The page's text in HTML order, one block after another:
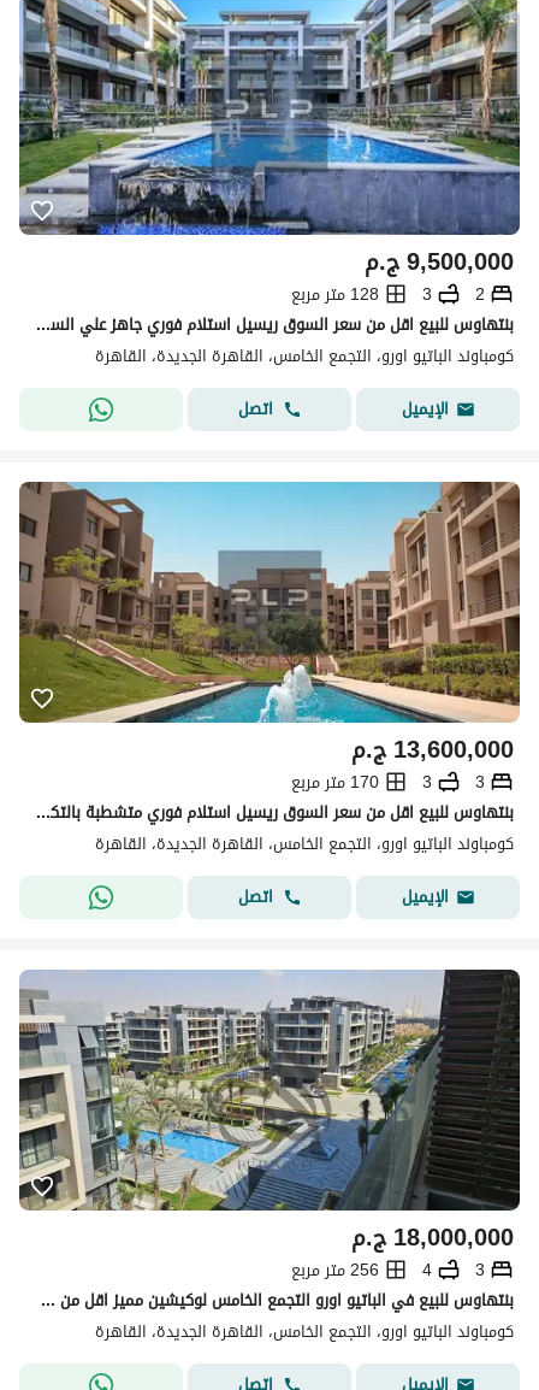
ج.م9,500,000
2
3
128 متر مربع
بنتهاوس للبيع اقل من سعر السوق ريسيل استلام فوري جاهز علي السكن في الباتيو اورو لافيستا في قلب الجولدن سكوير بفيو علي لاند سكيب
كومباوند الباتيو اورو، التجمع الخامس، القاهرة الجديدة، القاهرة
الإيميل
اتصل
ج.م13,600,000
3
3
170 متر مربع
بنتهاوس للبيع اقل من سعر السوق ريسيل استلام فوري متشطبة بالتكييفات في كمبوند فيفيث سكوير_ المراسم باميز اطلاله
كومباوند الباتيو اورو، التجمع الخامس، القاهرة الجديدة، القاهرة
الإيميل
اتصل
ج.م18,000,000
3
4
256 متر مربع
بنتهاوس للبيع في الباتيو اورو التجمع الخامس لوكيشين مميز اقل من سعر السوق استلام فوري elpatio oro
كومباوند الباتيو اورو، التجمع الخامس، القاهرة الجديدة، القاهرة